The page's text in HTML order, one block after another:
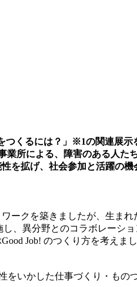
つくるには？」※1の関連展
所による、障害のある人た
を拡げ、社会参加と活躍の
ークを築きましたが、生ま
、異分野とのコラボレーシ
Job! のつくり方を考えまし
いかした仕事づくり・もの